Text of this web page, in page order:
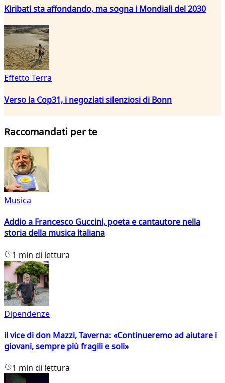
Kiribati sta affondando, ma sogna i Mondiali del 2030
Effetto Terra
Verso la Cop31, i negoziati silenziosi di Bonn
Raccomandati per te
Musica
Addio a Francesco Guccini, poeta e cantautore nella
storia della musica italiana
1 min di lettura
Dipendenze
il vice di don Mazzi, Taverna: «Continueremo ad aiutare i
giovani, sempre più fragili e soli»
1 min di lettura